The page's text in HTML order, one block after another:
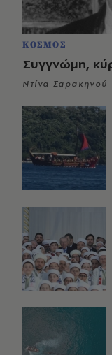
ΚΟΣΜΟΣ
Συγγνώμη,
Ντίνα Σαρακηνού